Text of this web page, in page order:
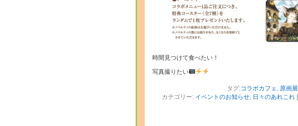
時間見つけて食べたい！
写真撮りたい
タグ:コラボカフェ, 原画展
カテゴリー: イベントのお知らせ, 日々のあれこれ|